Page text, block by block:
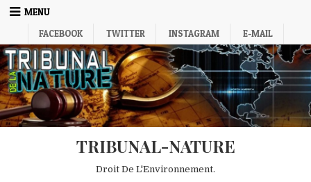
MENU
FACEBOOK
TWITTER INSTAGRAM E-MAIL
TRIBUNAL-NATURE
Droit De L'Environnement.